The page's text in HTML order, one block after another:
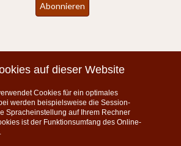
Abonnieren
Instagram
auf dieser Website
Cookies für ein optimales
werden beispielsweise die Session-
Spracheinstellung auf Ihrem Rechner
ist der Funktionsumfang des Online-